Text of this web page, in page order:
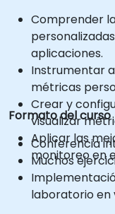
Comprender
aplicaciones.
Instrumentar
métricas
Crear y
visualizar
Aplicar las
monitoreo en
Formato del curso
Conferencia
Muchos
laboratorio en